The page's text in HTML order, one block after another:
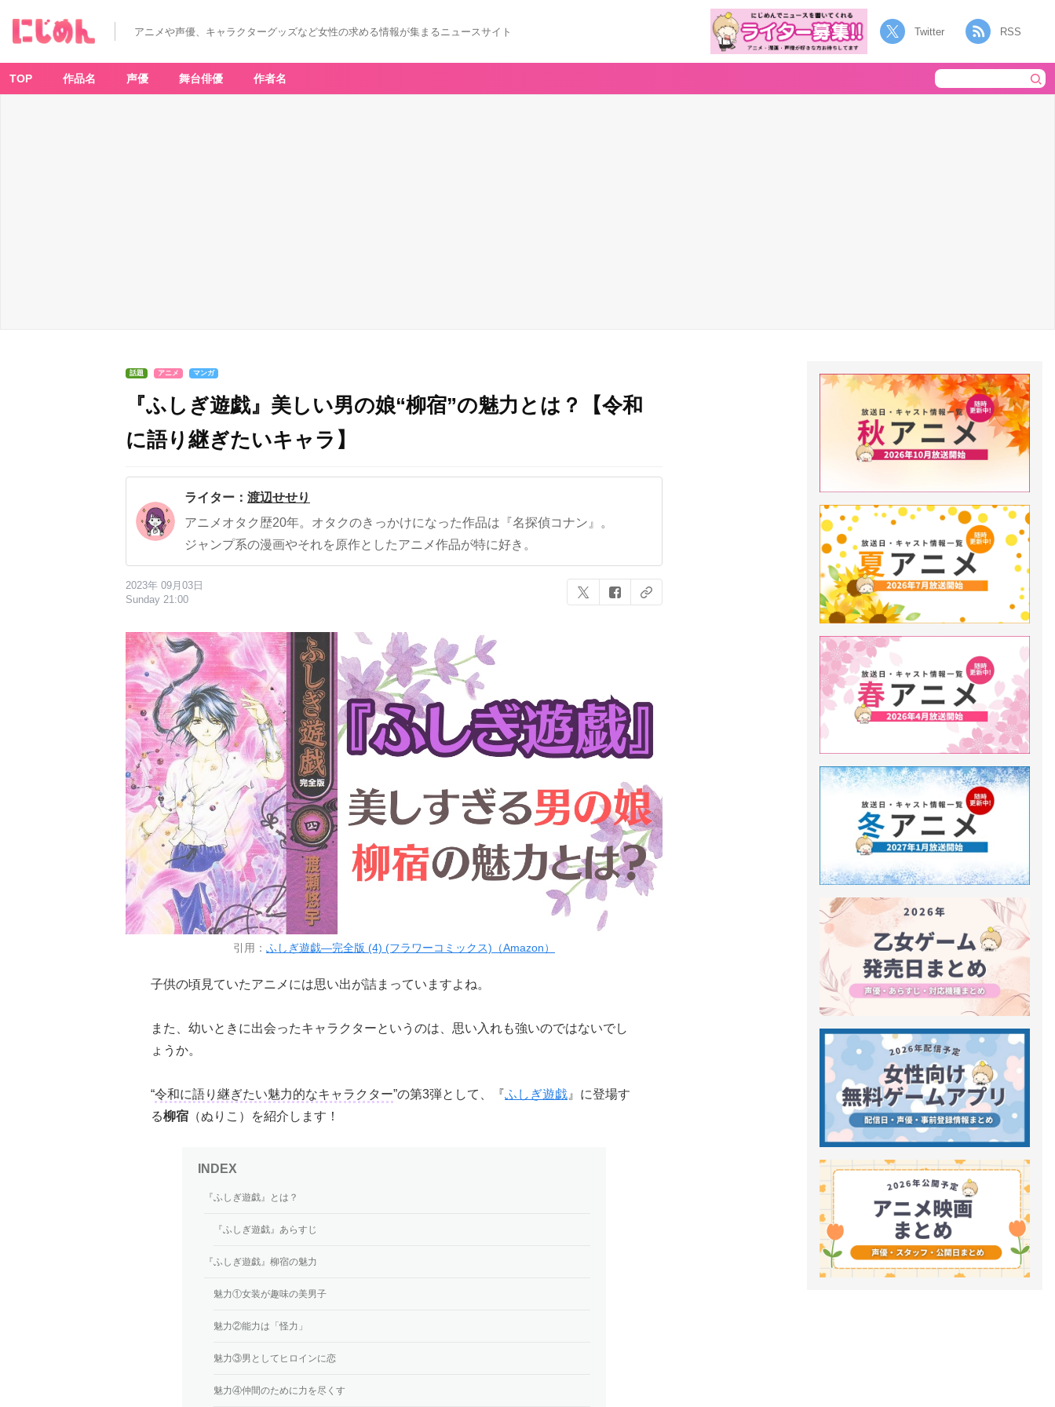
アニメや声優、キャラクターグッズなど女性の求める情報が集まるニュースサイト Twitter RSS
TOP 作品名 声優 舞台俳優 作者名
話題 アニメ マンガ
『ふしぎ遊戯』美しい男の娘“柳宿”の魅力とは？【令和
に語り継ぎたいキャラ】
ライター： 渡辺せせり
アニメオタク歴20年。オタクのきっかけになった作品は『名探偵コナン』。
ジャンプ系の漫画やそれを原作としたアニメ作品が特に好き。
2023年 09月03日
Sunday 21:00
引用： ふしぎ遊戯―完全版 (4) (フラワーコミックス)（Amazon）
子供の頃見ていたアニメには思い出が詰まっていますよね。
また、幼いときに出会ったキャラクターというのは、思い入れも強いのではないでし
ょうか。
“令和に語り継ぎたい魅力的なキャラクター”の第3弾として、『ふしぎ遊戯 』に登場す
る柳宿 （ぬりこ）を紹介します！
『ふしぎ遊戯』とは？
『ふしぎ遊戯』あらすじ
『ふしぎ遊戯』柳宿の魅力
魅力①女装が趣味の美男子
魅力②能力は「怪力」
魅力③男としてヒロインに恋
魅力④仲間のために力を尽くす